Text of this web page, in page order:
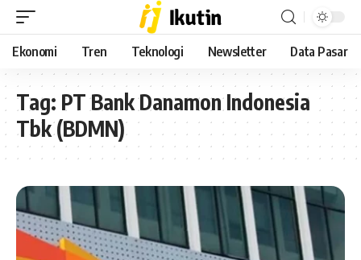
Ekonomi Tren Teknologi Newsletter Data Pasar
Tag: PT Bank Danamon Indonesia
Tbk (BDMN)